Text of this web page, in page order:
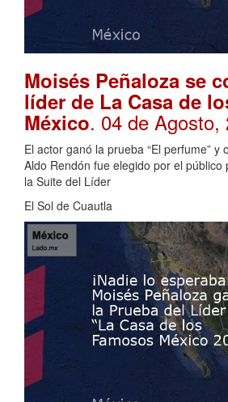
Moisés Peñaloza se
líder de La Casa de
México. 04 de Agosto,
El actor ganó la prueba “El perfume” y
Aldo Rendón fue elegido por el público
la Suite del Líder
El Sol de Cuautla